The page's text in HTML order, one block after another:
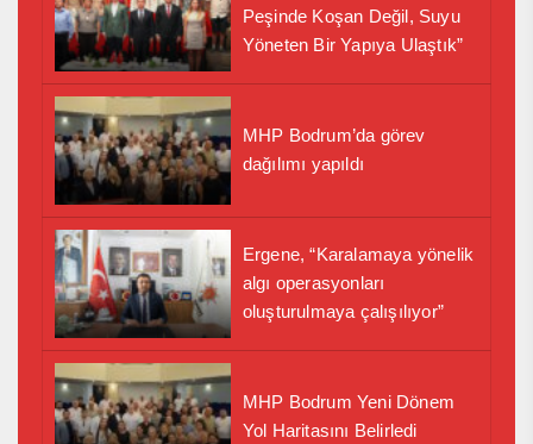
Peşinde Koşan Değil, Suyu
Yöneten Bir Yapıya Ulaştık”
MHP Bodrum’da görev
dağılımı yapıldı
Ergene, “Karalamaya yönelik
algı operasyonları
oluşturulmaya çalışılıyor”
MHP Bodrum Yeni Dönem
Yol Haritasını Belirledi